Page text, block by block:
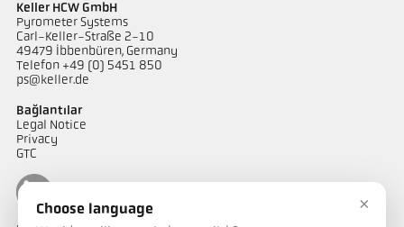
Keller HCW GmbH
Pyrometer Systems
Carl-Keller-Straße 2-10
49479 Ibbenbüren, Germany
Telefon +49 (0) 5451 850
ps@keller.de
Bağlantılar
Legal Notice
Privacy
GTC
×
Choose language